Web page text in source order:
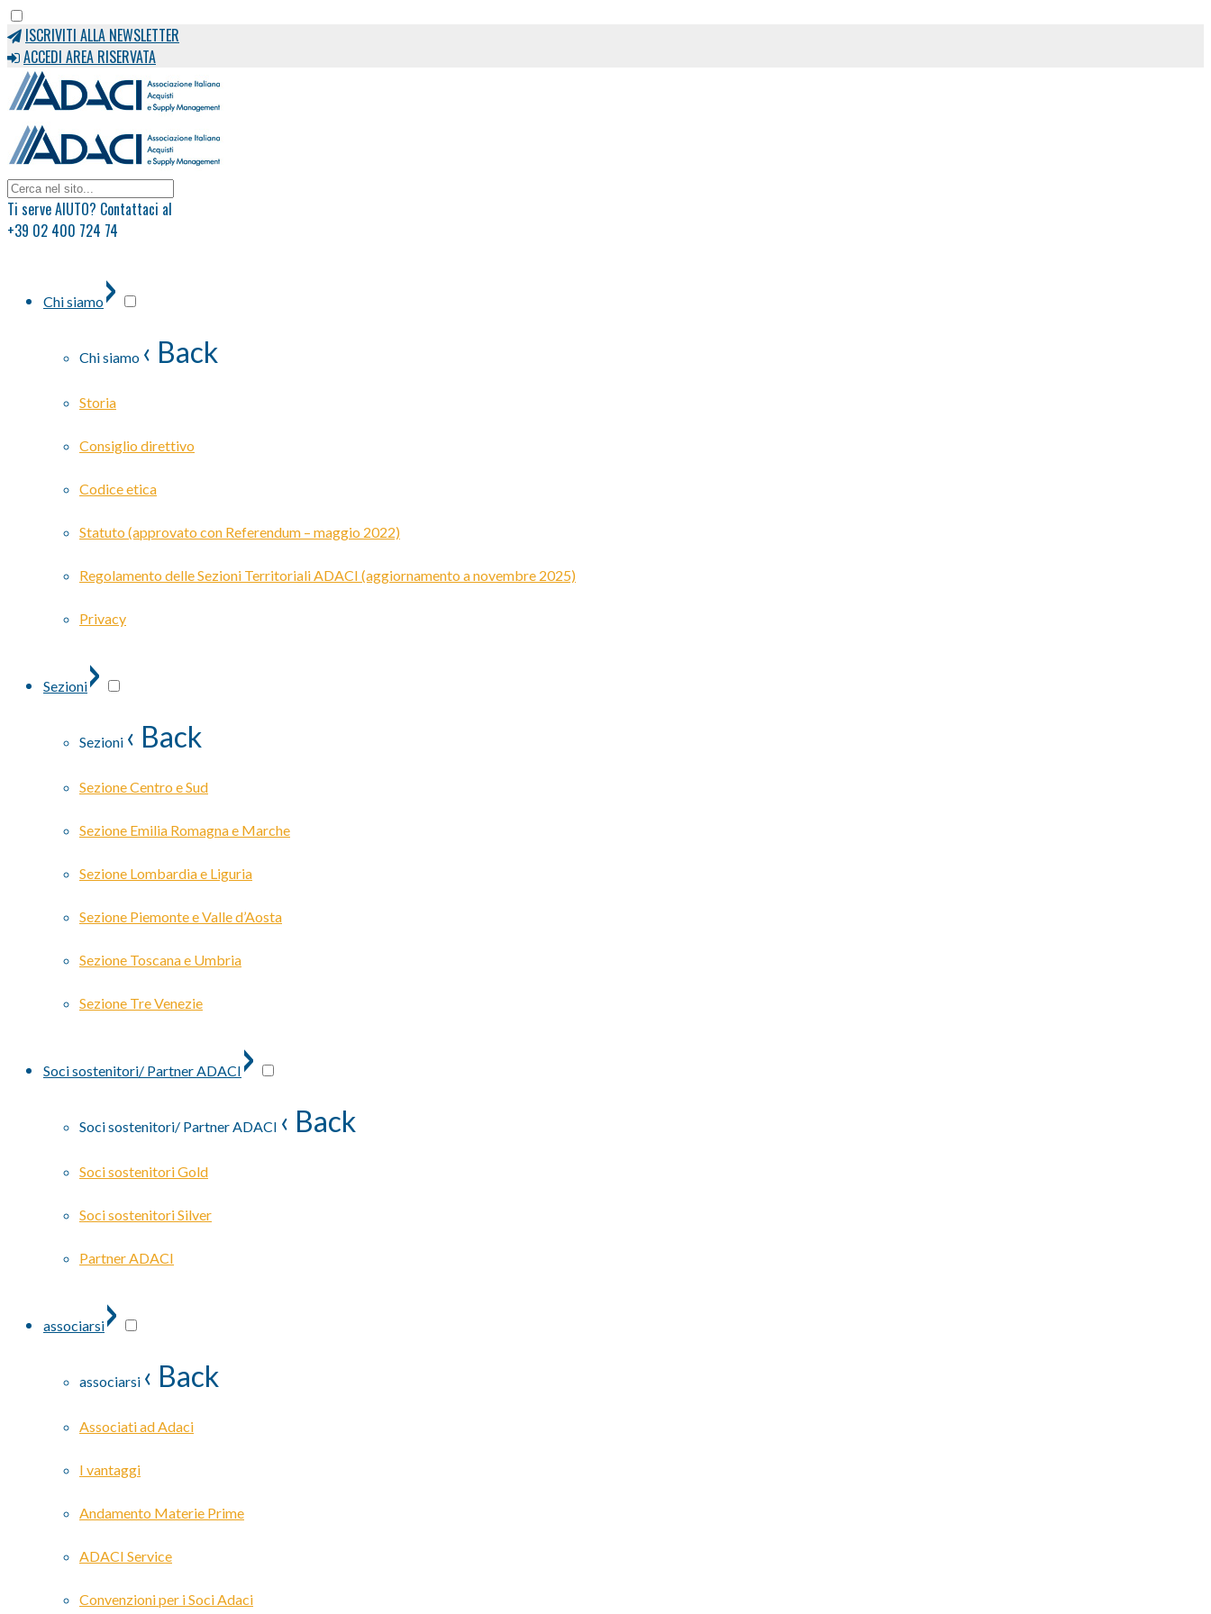
ISCRIVITI ALLA NEWSLETTER
ACCEDI AREA RISERVATA
Ti serve AIUTO? Contattaci al
+39 02 400 724 74
Chi siamo›
Chi siamo ‹ Back
Storia
Consiglio direttivo
Codice etica
Statuto (approvato con Referendum – maggio 2022)
Regolamento delle Sezioni Territoriali ADACI (aggiornamento a novembre 2025)
Privacy
Sezioni›
Sezioni ‹ Back
Sezione Centro e Sud
Sezione Emilia Romagna e Marche
Sezione Lombardia e Liguria
Sezione Piemonte e Valle d’Aosta
Sezione Toscana e Umbria
Sezione Tre Venezie
Soci sostenitori/ Partner ADACI ›
Soci sostenitori/ Partner ADACI ‹ Back
Soci sostenitori Gold
Soci sostenitori Silver
Partner ADACI
associarsi›
associarsi ‹ Back
Associati ad Adaci
I vantaggi
Andamento Materie Prime
ADACI Service
Convenzioni per i Soci Adaci